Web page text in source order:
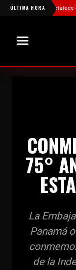
ÚLTIMA HORA
China Fortalece el
75°
La
Panamá
de la